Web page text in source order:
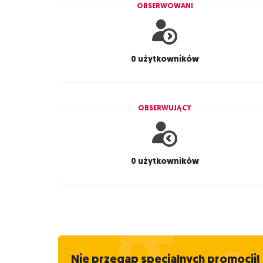
OBSERWOWANI
0 użytkowników
OBSERWUJĄCY
0 użytkowników
Nie przegap specjalnych promocji!